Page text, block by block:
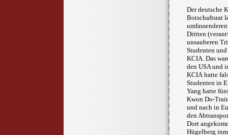
Der deutsche
Botschafts­rat
Dritten
unsauberen
Studenten
KCIA . Das
den USA und
KCIA hatte
Studenten in
Yang hatte
Kwon Do-
und nach in
den
Dort
Hügelberg